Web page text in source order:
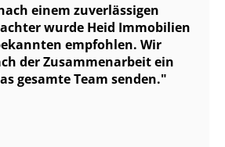
einem zuverlässigen
wurde Heid Immobilien
empfohlen. Wir
der Zusammenarbeit ein
gesamte Team senden.